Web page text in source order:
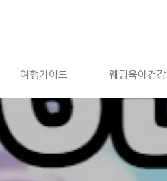
여행가이드 웨딩육아건강